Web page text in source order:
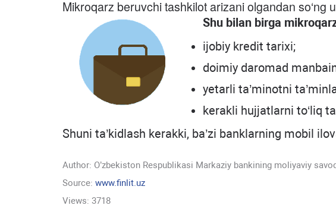
Mikroqarz beruvchi tashkilot arizani olgandan so‘ng
Shu bilan birga
ijobiy kredit tarixi;
doimiy daromad
yetarli ta’minotni
kerakli hujjatlarni to‘liq
Shuni ta’kidlash kerakki, ba’zi banklarning mobil
Author: O’zbekiston Respublikasi Markaziy bankining moliyaviy
Source: www.finlit.uz
Views: 3718